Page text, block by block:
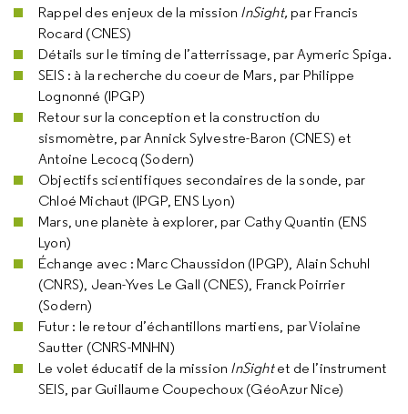
Rappel des enjeux de la mission InSight, par Francis
Rocard (CNES)
Détails sur le timing de l’atterrissage, par Aymeric Spiga.
SEIS : à la recherche du coeur de Mars, par Philippe
Lognonné (IPGP)
Retour sur la conception et la construction du
sismomètre, par Annick Sylvestre-Baron (CNES) et
Antoine Lecocq (Sodern)
Objectifs scientifiques secondaires de la sonde, par
Chloé Michaut (IPGP, ENS Lyon)
Mars, une planète à explorer, par Cathy Quantin (ENS
Lyon)
Échange avec : Marc Chaussidon (IPGP), Alain Schuhl
(CNRS), Jean-Yves Le Gall (CNES), Franck Poirrier
(Sodern)
Futur : le retour d’échantillons martiens, par Violaine
Sautter (CNRS-MNHN)
Le volet éducatif de la mission InSightet de l’instrument
SEIS, par Guillaume Coupechoux (GéoAzur Nice)